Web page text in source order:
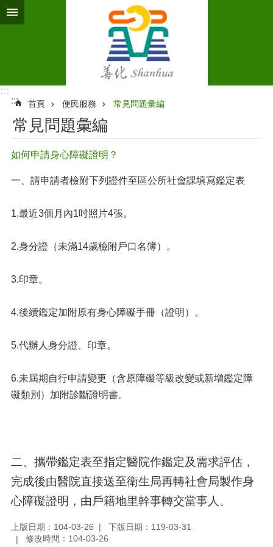
跳到主要內容區塊
:::
:::
首頁 便民服務 常見問題彙編
常見問題彙編
如何申請身心障礙證明？
一、請申請者檢附下列證件至區公所社會課填寫鑑定表
1.最近3個月內1吋照片4張。
2.身分證（未滿14歲檢附戶口名簿）。
3.印章。
4.後續鑑定加附原有身心障礙手冊（證明）。
5.代辦人身分證、印章。
6.未屆期自行申請變更（含原障礙等級改變或新增鑑定障
礙類別）加附診斷證明書。
二、攜帶鑑定表至指定醫院作鑑定及需求評估，
完成後由醫院直接送至衛生局再轉社會局製作身
心障礙證明，由戶籍地里幹事轉交當事人。
上版日期：104-03-26
下版日期：119-03-31
修改時間：104-03-26